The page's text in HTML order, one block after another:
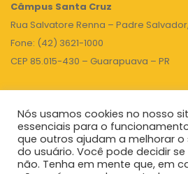
Câmpus Santa Cruz
Rua Salvatore Renna – Padre
Fone: (42) 3621-1000
CEP 85.015-430 – Guarapuava – PR
TOPO
Unicentro |Governo do Paraná|
Nós usamos cookies no nosso
essenciais para o
que outros ajudam a melhorar o
do usuário. Você pode decidir
não. Tenha em mente que, em